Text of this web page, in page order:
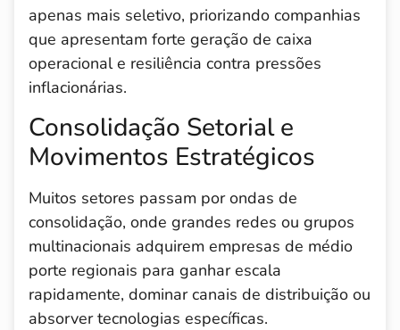
apenas mais seletivo, priorizando companhias
que apresentam forte geração de caixa
operacional e resiliência contra pressões
inflacionárias.
Consolidação Setorial e
Movimentos Estratégicos
Muitos setores passam por ondas de
consolidação, onde grandes redes ou grupos
multinacionais adquirem empresas de médio
porte regionais para ganhar escala
rapidamente, dominar canais de distribuição ou
absorver tecnologias específicas.